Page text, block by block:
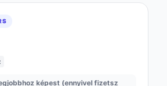
képest (ennyivel fizetsz